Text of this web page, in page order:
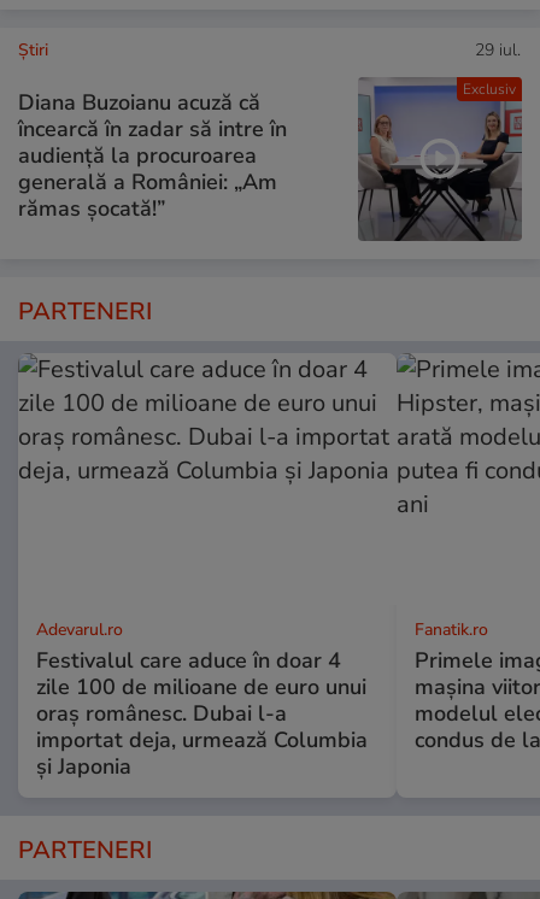
Exclusiv
Ştiri 29 iul.
Diana Buzoianu acuză că
încearcă în zadar să intre în
audiență la procuroarea
generală a României: „Am
rămas șocată!”
PARTENERI
Adevarul.ro
Festivalul care aduce în doar 4
zile 100 de milioane de euro unui
oraș românesc. Dubai l-a
importat deja, urmează Columbia
și Japonia
Fanatik.ro
Primele
mașina
modelul
condus de
PARTENERI